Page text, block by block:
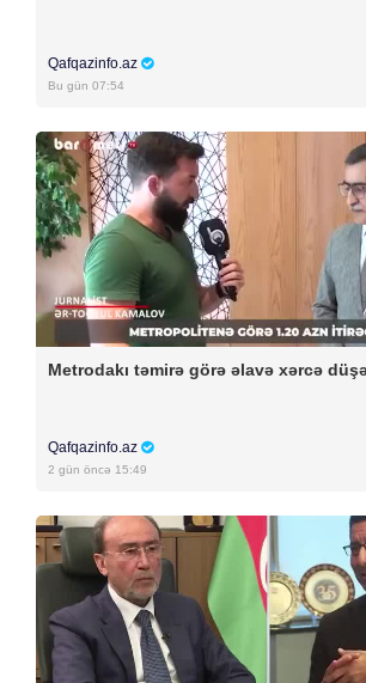
Qafqazinfo.az
Bu gün 07:54
Metrodakı təmirə görə əlavə xərcə
Qafqazinfo.az
2 gün öncə 15:49